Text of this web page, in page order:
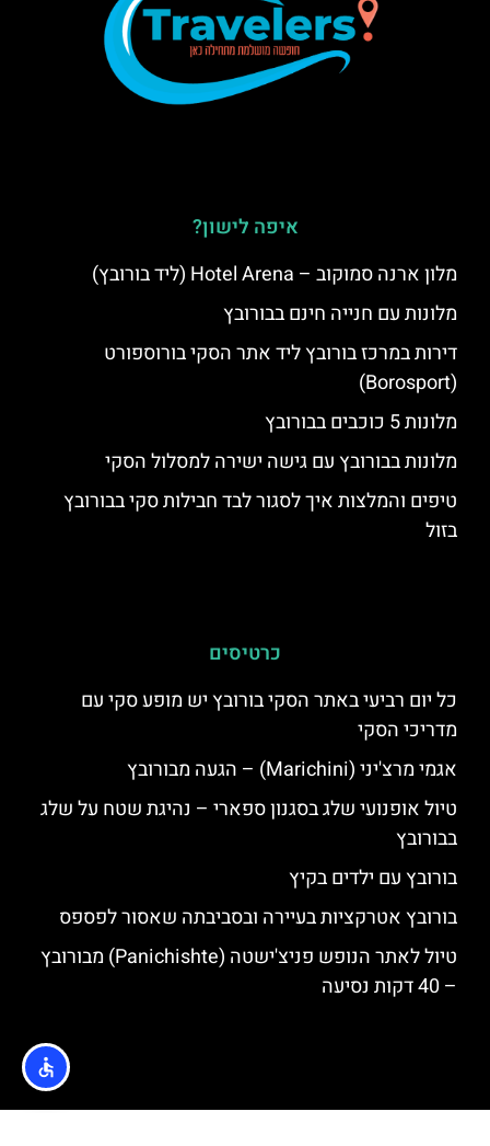
איפה לישון?
מלון ארנה סמוקוב – Hotel Arena (ליד בורובץ)
מלונות עם חנייה חינם בבורובץ
דירות במרכז בורובץ ליד אתר הסקי בורוספורט
(Borosport)
מלונות 5 כוכבים בבורובץ
מלונות בבורובץ עם גישה ישירה למסלול הסקי
טיפים והמלצות איך לסגור לבד חבילות סקי בבורובץ
בזול
כרטיסים
כל יום רביעי באתר הסקי בורובץ יש מופע סקי עם
מדריכי הסקי
אגמי מרצ'יני (Marichini) – הגעה מבורובץ
טיול אופנועי שלג בסגנון ספארי – נהיגת שטח על שלג
בבורובץ
בורובץ עם ילדים בקיץ
בורובץ אטרקציות בעיירה ובסביבתה שאסור לפספס
טיול לאתר הנופש פניצ'ישטה (Panichishte) מבורובץ
– 40 דקות נסיעה